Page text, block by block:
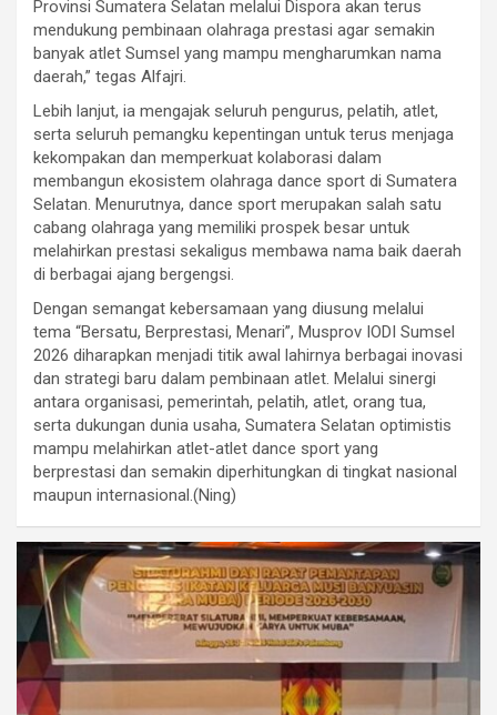
Provinsi Sumatera Selatan melalui Dispora akan terus
mendukung pembinaan olahraga prestasi agar semakin
banyak atlet Sumsel yang mampu mengharumkan nama
daerah,” tegas Alfajri.
Lebih lanjut, ia mengajak seluruh pengurus, pelatih, atlet,
serta seluruh pemangku kepentingan untuk terus menjaga
kekompakan dan memperkuat kolaborasi dalam
membangun ekosistem olahraga dance sport di Sumatera
Selatan. Menurutnya, dance sport merupakan salah satu
cabang olahraga yang memiliki prospek besar untuk
melahirkan prestasi sekaligus membawa nama baik daerah
di berbagai ajang bergengsi.
Dengan semangat kebersamaan yang diusung melalui
tema “Bersatu, Berprestasi, Menari”, Musprov IODI Sumsel
2026 diharapkan menjadi titik awal lahirnya berbagai inovasi
dan strategi baru dalam pembinaan atlet. Melalui sinergi
antara organisasi, pemerintah, pelatih, atlet, orang tua,
serta dukungan dunia usaha, Sumatera Selatan optimistis
mampu melahirkan atlet-atlet dance sport yang
berprestasi dan semakin diperhitungkan di tingkat nasional
maupun internasional.(Ning)